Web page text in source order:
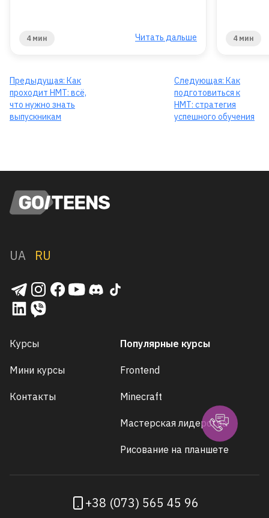
4 мин Читать дальше 4 мин
Предыдущая: Как
проходит НМТ: всё,
что нужно знать
выпускникам
Следующая: Как
подготовиться к
НМТ: стратегия
успешного обучения
UA RU
Курсы
Мини курсы
Контакты
Популярные курсы
Frontend
Minecraft
Мастерская лидерства
Рисование на планшете
+38 (073) 565 45 96